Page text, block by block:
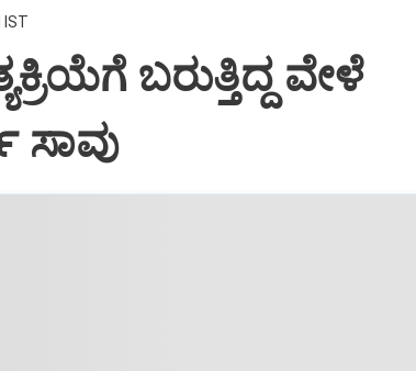
IST
ಬರುತ್ತಿದ್ದ ವೇಳೆ
ಸಾವು